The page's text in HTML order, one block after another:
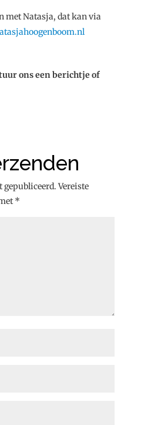
met Natasja, dat kan via
ons een berichtje of
gepubliceerd. Vereiste
*